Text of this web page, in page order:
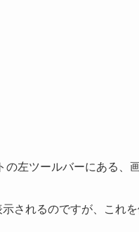
の左ツールバーにある、
されるのですが、これ